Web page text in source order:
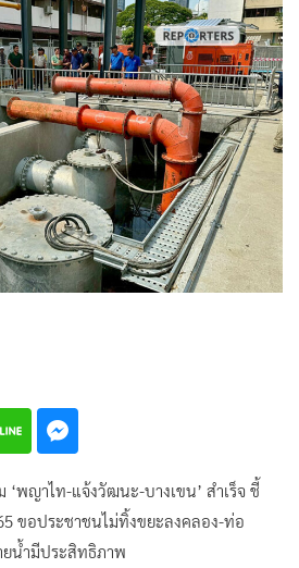
พญาไท-แจ้งวัฒนะ-บางเขน’ สำเร็จ ชี้
ขอประชาชนไม่ทิ้งขยะลงคลอง-ท่อ
ยน้ำมีประสิทธิภาพ